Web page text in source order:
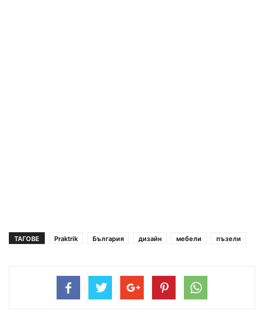
ТАГОВЕ Praktrik България дизайн мебели пъзели